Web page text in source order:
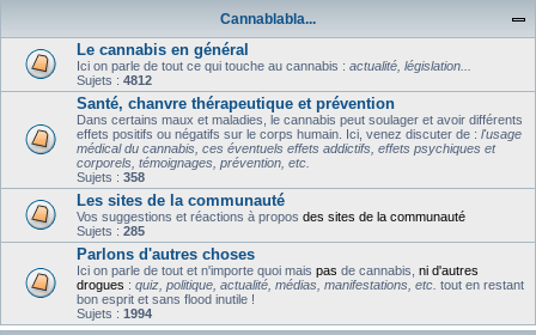
Cannablabla...
Le cannabis en général
Ici on parle de tout ce qui touche au cannabis : actualité, législation...
Sujets : 4812
Santé, chanvre thérapeutique et prévention
Dans certains maux et maladies, le cannabis peut soulager et avoir différents
effets positifs ou négatifs sur le corps humain. Ici, venez discuter de : l'usage
médical du cannabis, ces éventuels effets addictifs, effets psychiques et
corporels, témoignages, prévention, etc.
Sujets : 358
Les sites de la communauté
Vos suggestions et réactions à propos des sites de la communauté
Sujets : 285
Parlons d'autres choses
Ici on parle de tout et n'importe quoi mais pas de cannabis, ni d'autres
drogues : quiz, politique, actualité, médias, manifestations, etc. tout en restant
bon esprit et sans flood inutile !
Sujets : 1994